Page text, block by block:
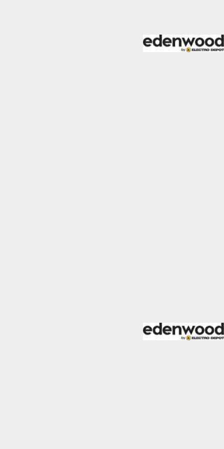
para garantizar
puede brindarte una
no permitir ciertos
Por ejemplo, estas
navegas o
por nosotros o
de nuestros servicios
utilizarlas para